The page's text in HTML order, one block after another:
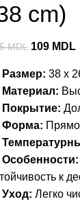
cm)
MDL 109 MDL
Размер: 38 x
Материал:
Покрытие:
Форма:
Особенности:
к
Уход: Легко